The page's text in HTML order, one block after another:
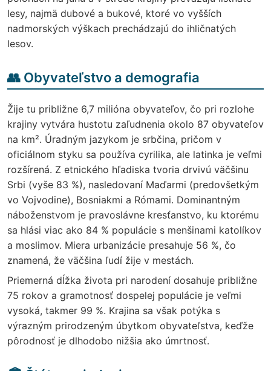
lesy, najmä dubové a bukové, ktoré vo vyšších
nadmorských výškach prechádzajú do ihličnatých
lesov.
👥 Obyvateľstvo a demografia
Žije tu približne 6,7 milióna obyvateľov, čo pri rozlohe
krajiny vytvára hustotu zaľudnenia okolo 87 obyvateľov
na km². Úradným jazykom je srbčina, pričom v
oficiálnom styku sa používa cyrilika, ale latinka je veľmi
rozšírená. Z etnického hľadiska tvoria drvivú väčšinu
Srbi (vyše 83 %), nasledovaní Maďarmi (predovšetkým
vo Vojvodine), Bosniakmi a Rómami. Dominantným
náboženstvom je pravoslávne kresťanstvo, ku ktorému
sa hlási viac ako 84 % populácie s menšinami katolíkov
a moslimov. Miera urbanizácie presahuje 56 %, čo
znamená, že väčšina ľudí žije v mestách.
Priemerná dĺžka života pri narodení dosahuje približne
75 rokov a gramotnosť dospelej populácie je veľmi
vysoká, takmer 99 %. Krajina sa však potýka s
výrazným prirodzeným úbytkom obyvateľstva, keďže
pôrodnosť je dlhodobo nižšia ako úmrtnosť.